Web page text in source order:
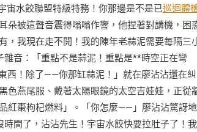
宙水餃聯盟特級特務！你那邊是不是已巡迴體
朵被這聲音震得嗡嗡作響，他捏著對講機，困
，我現在走不開！我的陳年老蒜泥需要每隔三
音：「重點不是蒜泥！重點是**時空正在彎
西！除了——你那缸蒜泥！」就在廖沾沾還在糾
色燕尾服、戴著太陽眼鏡的太空吉娃娃，正從
紅棗枸杞燃料」。「你怎麼——」廖沾沾驚訝地
間了，沾沾先生！宇宙水餃快要拉肚子了！我